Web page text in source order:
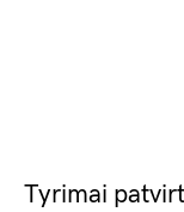
Tyrimai